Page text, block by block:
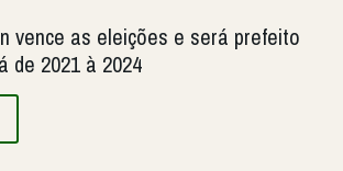
vence as eleições e será prefeito
de 2021 à 2024